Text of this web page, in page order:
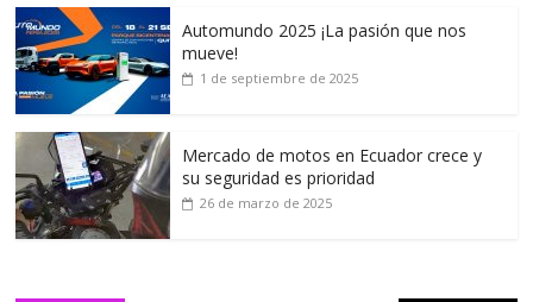
Automundo 2025 ¡La pasión que nos
mueve!
1 de septiembre de 2025
Mercado de motos en Ecuador crece y
su seguridad es prioridad
26 de marzo de 2025